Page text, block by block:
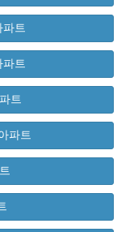
파트
파트
트
파트